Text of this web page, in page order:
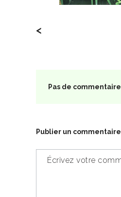
<
Pas de commentaire
Publier un commentaire